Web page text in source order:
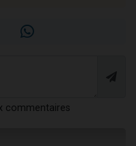
commentaires